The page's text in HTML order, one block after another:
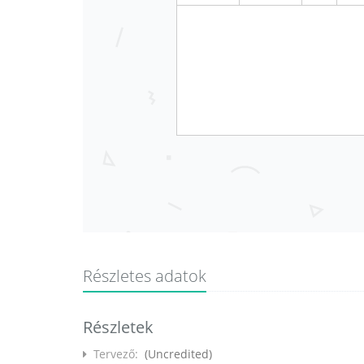
Részletes adatok
Részletek
Tervező: (Uncredited)